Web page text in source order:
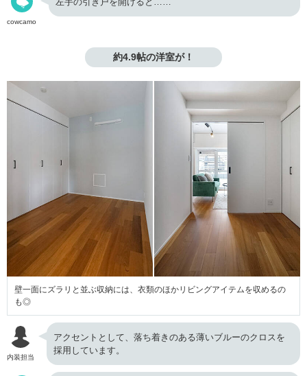
cowcamo
約4.9帖の洋室が！
壁一面にズラリと並ぶ収納には、衣類のほかリビングアイテムを収めるの
も◎
内装担当
アクセントとして、落ち着きのある薄いブルーのクロスを
採用しています。